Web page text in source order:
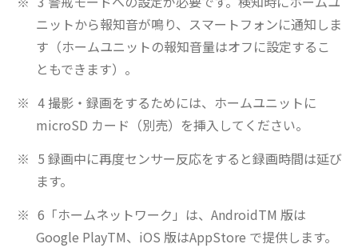
ニットから報知音が鳴り、スマートフォンに通知しま
す（ホームユニットの報知音量はオフに設定するこ
ともできます）。
4 撮影・録画をするためには、ホームユニットに
microSD カード（別売）を挿入してください。
5 録画中に再度センサー反応をすると録画時間は延び
ます。
6「ホームネットワーク」は、AndroidTM 版は
Google PlayTM、iOS 版はAppStore で提供します。